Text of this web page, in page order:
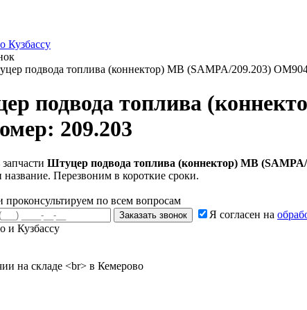
Кузбассу
подвода топлива (коннектор) MB (SAMPA/209.203)
подвода топлива
209.203
Штуцер подвода топлива (коннектор) MB (SAMPA/
название. Перезвоним в короткие сроки.
по всем вопросам
Заказать звонок Я согласен на